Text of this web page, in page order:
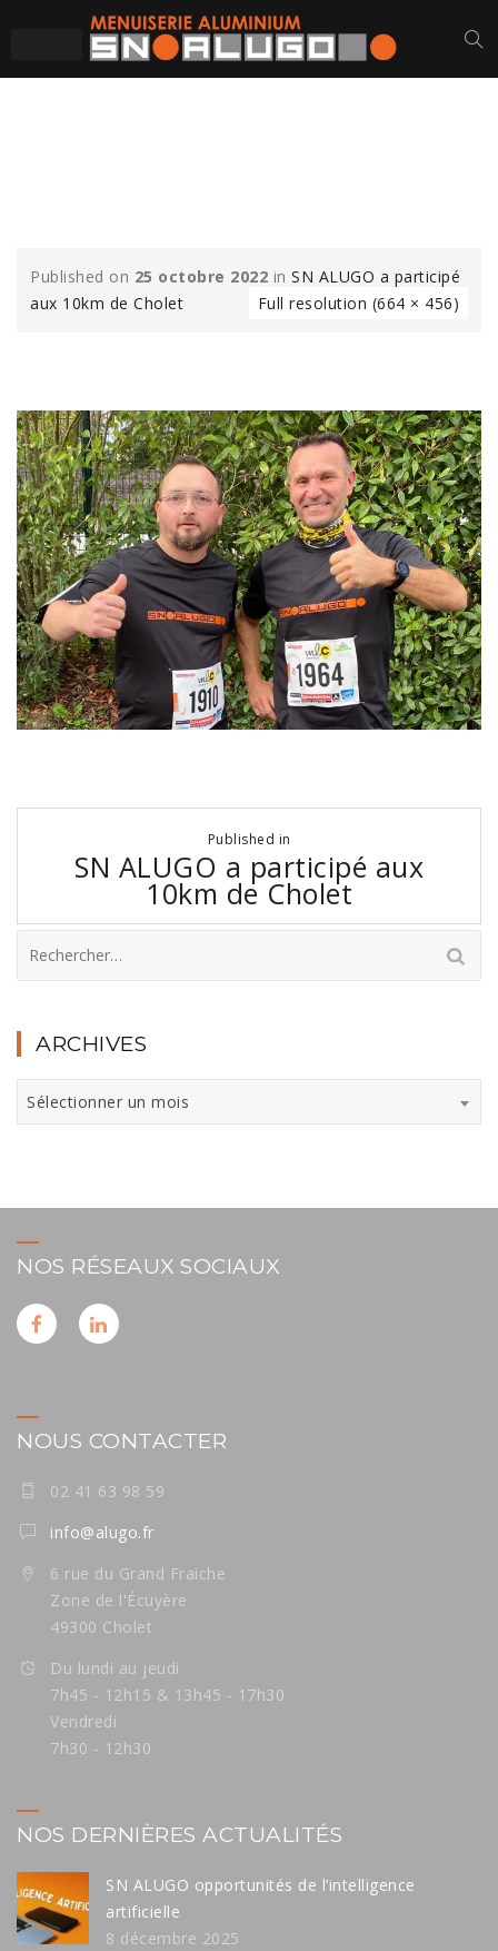
Published on 25 octobre 2022 in SN ALUGO a participé
aux 10km de Cholet
Full resolution (664 × 456)
Published in
SN ALUGO a participé aux
10km de Cholet
ARCHIVES
Archives
Sélectionner un mois
NOS RÉSEAUX SOCIAUX
NOUS CONTACTER
02 41 63 98 59
info@alugo.fr
6 rue du Grand Fraiche
Zone de l'Écuyère
49300 Cholet
Du lundi au jeudi
7h45 - 12h15 & 13h45 - 17h30
Vendredi
7h30 - 12h30
NOS DERNIÈRES ACTUALITÉS
SN ALUGO opportunités de l’intelligence
artificielle
8 décembre 2025